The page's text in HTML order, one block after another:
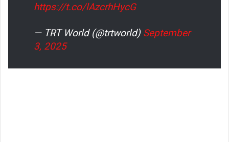
https://t.co/lAzcrhHycG
— TRT World (@trtworld) September
3, 2025